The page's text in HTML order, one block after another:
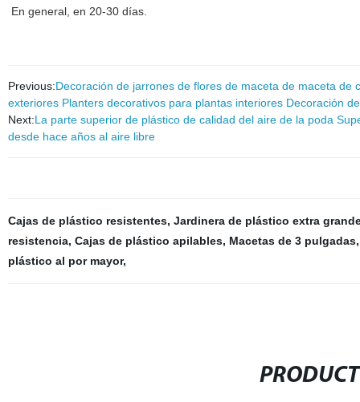
En general, en 20-30 días.
Previous:Decoración de jarrones de flores de maceta de maceta de
exteriores Planters decorativos para plantas interiores Decoración
Next:La parte superior de plástico de calidad del aire de la poda
desde hace años al aire libre
Cajas de plástico resistentes, Jardinera de plástico extra
resistencia, Cajas de plástico apilables, Macetas de 3 pulgadas
plástico al por mayor,